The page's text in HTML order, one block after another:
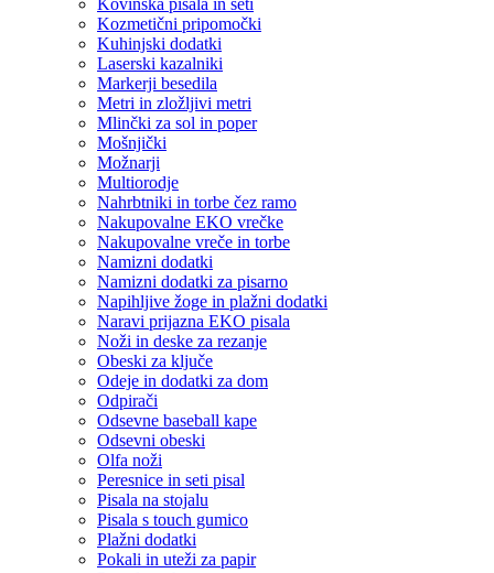
Kovinska pisala in seti
Kozmetični pripomočki
Kuhinjski dodatki
Laserski kazalniki
Markerji besedila
Metri in zložljivi metri
Mlinčki za sol in poper
Mošnjički
Možnarji
Multiorodje
Nahrbtniki in torbe čez ramo
Nakupovalne EKO vrečke
Nakupovalne vreče in torbe
Namizni dodatki
Namizni dodatki za pisarno
Napihljive žoge in plažni dodatki
Naravi prijazna EKO pisala
Noži in deske za rezanje
Obeski za ključe
Odeje in dodatki za dom
Odpirači
Odsevne baseball kape
Odsevni obeski
Olfa noži
Peresnice in seti pisal
Pisala na stojalu
Pisala s touch gumico
Plažni dodatki
Pokali in uteži za papir